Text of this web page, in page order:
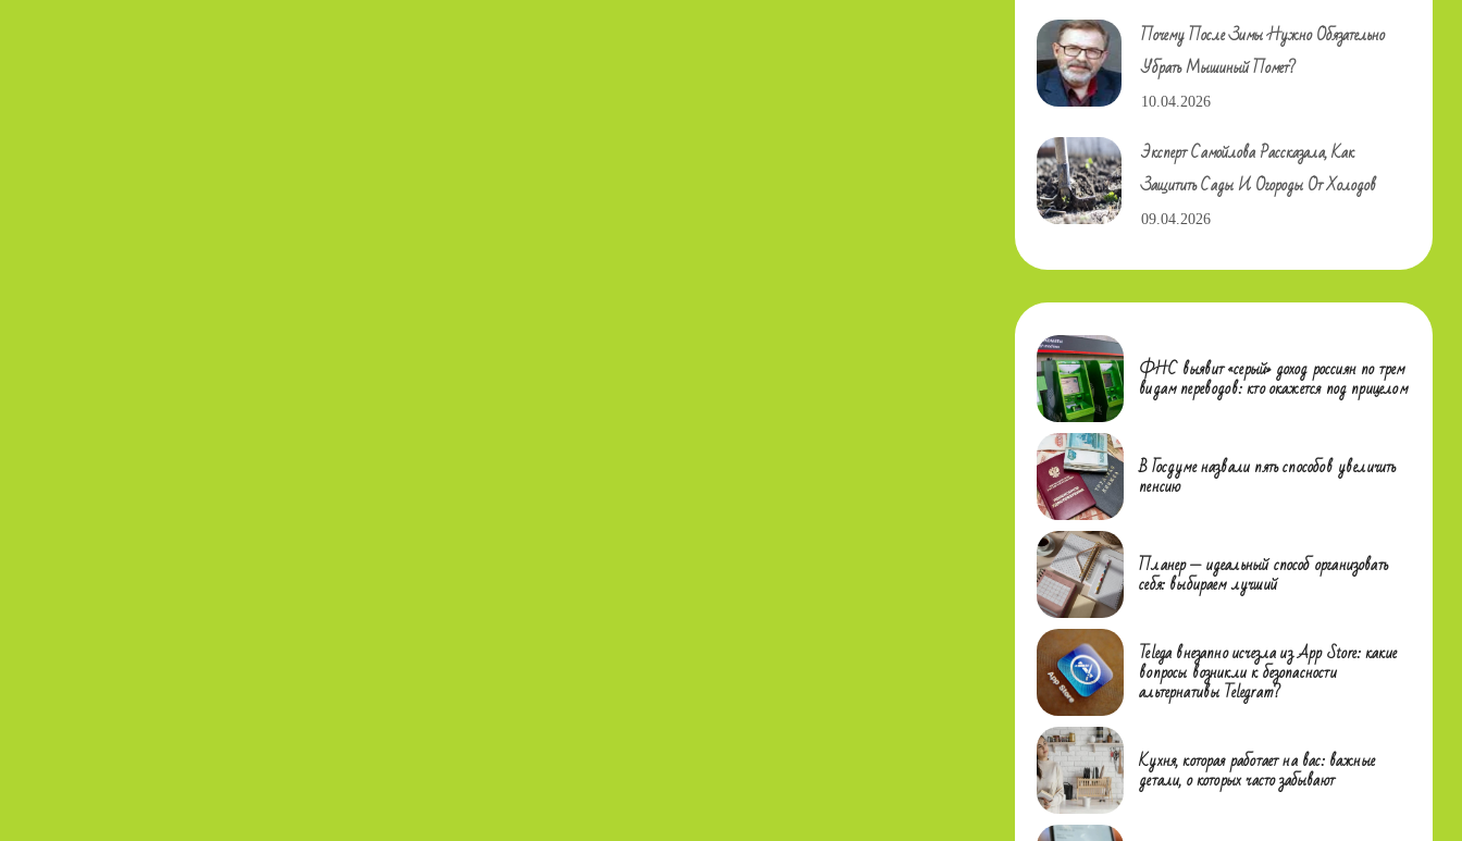
Почему После Зимы Нужно Обязательно
Убрать Мышиный Помет?
10.04.2026
Эксперт Самойлова Рассказала, Как
Защитить Сады И Огороды От Холодов
09.04.2026
ФНС выявит «серый» доход россиян по трем
видам переводов: кто окажется под прицелом
В Госдуме назвали пять способов увеличить
пенсию
Планер — идеальный способ организовать
себя: выбираем лучший
Telega внезапно исчезла из App Store: какие
вопросы возникли к безопасности
альтернативы Telegram?
Кухня, которая работает на вас: важные
детали, о которых часто забывают